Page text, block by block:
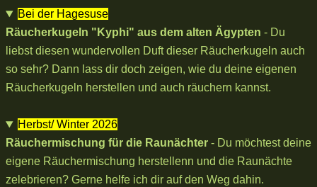
Bei der Hagesuse
Räucherkugeln "Kyphi" aus dem alten Ägypten - Du
liebst diesen wundervollen Duft dieser Räucherkugeln auch
so sehr? Dann lass dir doch zeigen, wie du deine eigenen
Räucherkugeln herstellen und auch räuchern kannst.
Herbst/ Winter 2026
Räuchermischung für die Raunächter - Du möchtest deine
eigene Räuchermischung herstellenn und die Raunächte
zelebrieren? Gerne helfe ich dir auf den Weg dahin.